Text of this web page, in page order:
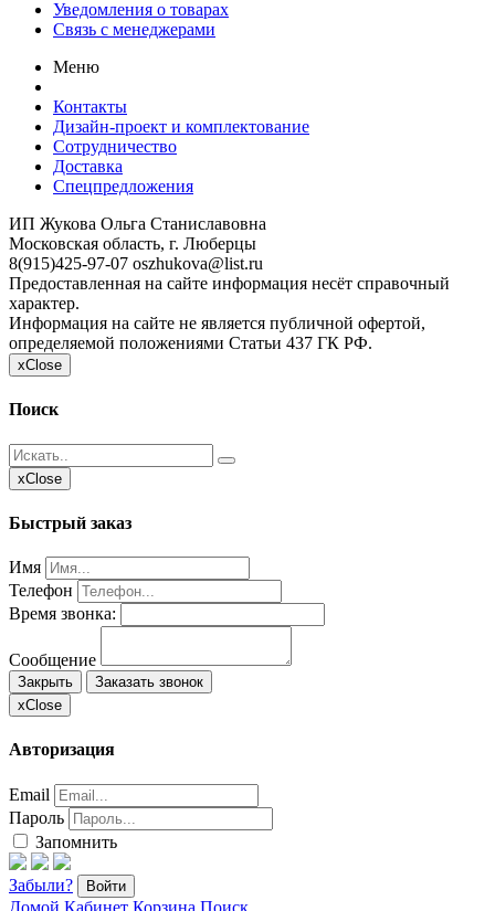
Уведомления о товарах
Связь с менеджерами
Меню
Контакты
Дизайн-проект и комплектование
Сотрудничество
Доставка
Спецпредложения
ИП Жукова Ольга Станиславовна
Московская область, г. Люберцы
8(915)425-97-07 oszhukova@list.ru
Предоставленная на сайте информация несёт справочный
характер.
Информация на сайте не является публичной офертой,
определяемой положениями Статьи 437 ГК РФ.
xClose
Поиск
xClose
Быстрый заказ
Имя
Телефон
Время звонка:
Сообщение
Закрыть
Заказать звонок
xClose
Авторизация
Email
Пароль
Запомнить
Забыли? Войти
Домой Кабинет Корзина Поиск